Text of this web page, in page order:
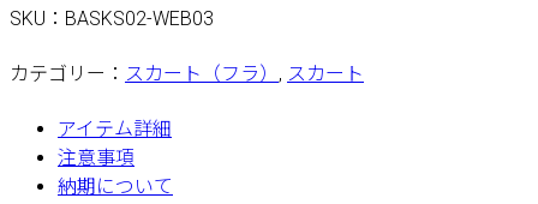
SKU： BASKS02-WEB03
カテゴリー： スカート（フラ） , スカート
アイテム詳細
注意事項
納期について